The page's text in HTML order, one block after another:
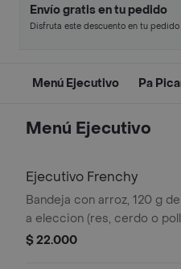
Envío gratis en tu pedido
Disfruta este descuento en tu pedido
Menú Ejecutivo Pa
Menú Ejecutivo
Ejecutivo Frenchy
Bandeja con arroz, 120 g
a eleccion (res, cerdo o
artesanal y ensalada,
$ 22.000